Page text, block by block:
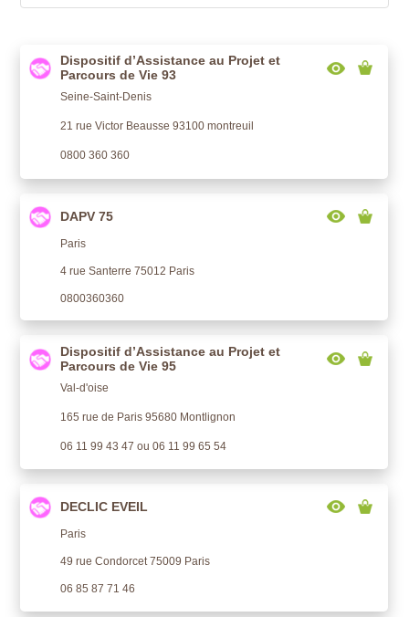
Dispositif d’Assistance au Projet et
Parcours de Vie 93
Seine-Saint-Denis
21 rue Victor Beausse 93100 montreuil
0800 360 360
DAPV 75
Paris
4 rue Santerre 75012 Paris
0800360360
Dispositif d’Assistance au Projet et
Parcours de Vie 95
Val-d'oise
165 rue de Paris 95680 Montlignon
06 11 99 43 47 ou 06 11 99 65 54
DECLIC EVEIL
Paris
49 rue Condorcet 75009 Paris
06 85 87 71 46